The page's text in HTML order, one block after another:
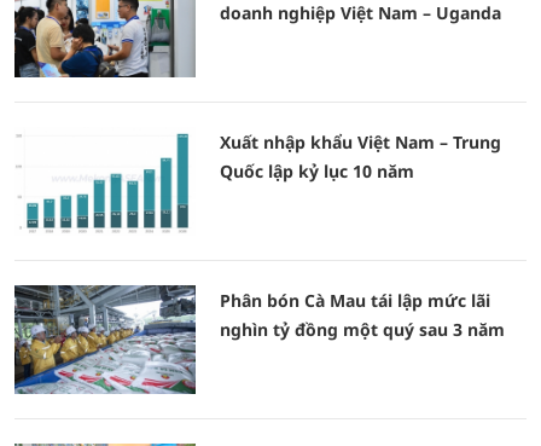
doanh nghiệp Việt Nam – Uganda
Xuất nhập khẩu Việt Nam – Trung
Quốc lập kỷ lục 10 năm
Phân bón Cà Mau tái lập mức lãi
nghìn tỷ đồng một quý sau 3 năm